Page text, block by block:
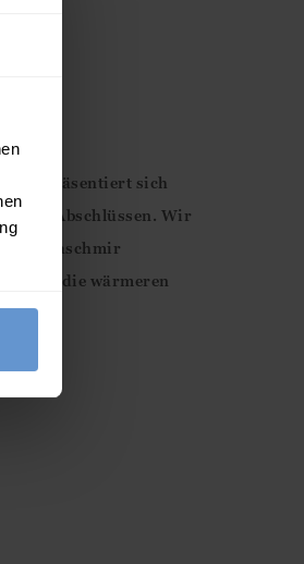
präsentiert sich
Abschlüssen. Wir
Kaschmir
für die wärmeren